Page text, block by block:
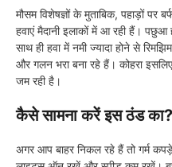
मौसम विशेषज्ञों के मुताबिक, पहाड़ों पर
हवाएं मैदानी इलाकों में आ रही हैं। पछुआ
साथ ही हवा में नमी ज्यादा होने से
और गलन भरा बना रहे हैं। कोहरा
जम रही है।
कैसे सामना करें इस ठंड
अगर आप बाहर निकल रहे हैं तो गर्म